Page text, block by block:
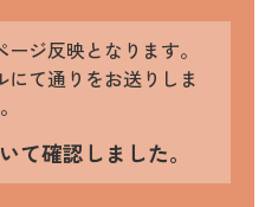
ジ反映となります。
て通りをお送りしま
て確認しました。